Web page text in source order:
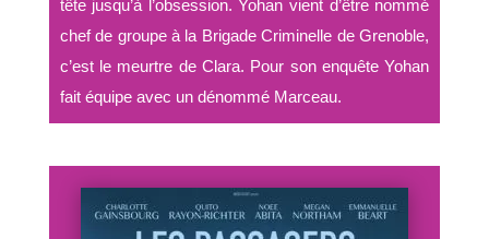
tête jusqu’à l’obsession. Yohan vient d’être nommé
chef de groupe à la Brigade Criminelle de Grenoble,
c’est le meurtre de Clara. Pour son enquête Yohan
fait équipe avec un dénommé Marceau.